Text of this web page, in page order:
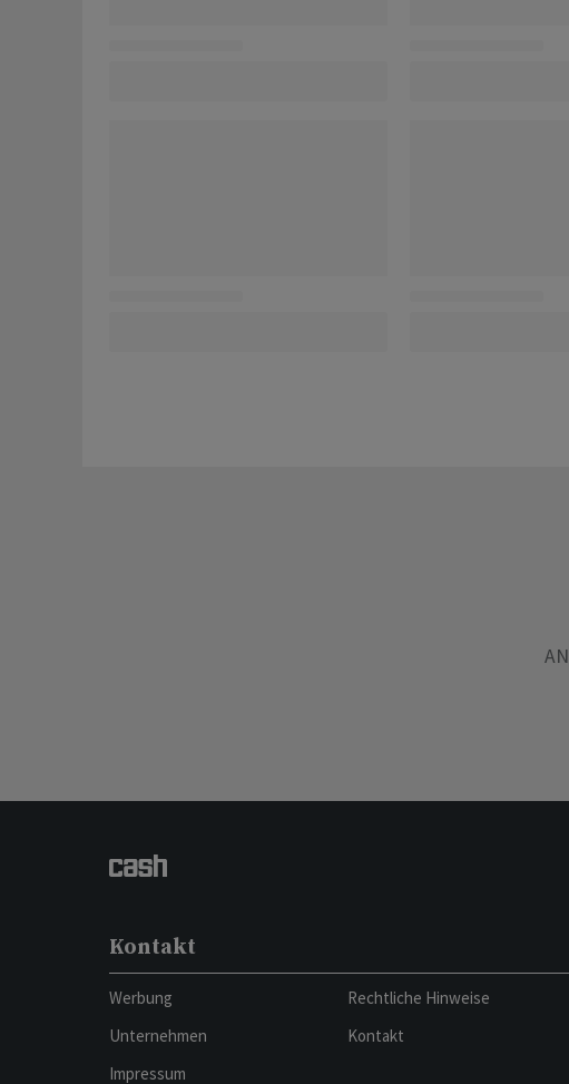
Kontakt
Werbung
Unternehmen
Impressum
Rechtliche Hinweise
Kontakt